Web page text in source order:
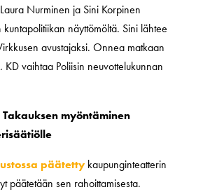
Nurminen ja Sini Korpinen
kuntapolitiikan näyttömöltä. Sini lähtee
avustajaksi. Onnea matkaan
vaihtaa Poliisin neuvottelukunnan
myöntäminen
päätettykaupunginteatterin
päätetään sen rahoittamisesta.